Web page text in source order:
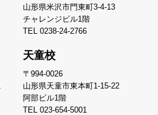
山形県米沢市門東町3-4-13
チャレンジビル1階
TEL 0238-24-2766
天童校
〒994-0026
山形県天童市東本町1-15-22
阿部ビル1階
TEL 023-654-5001